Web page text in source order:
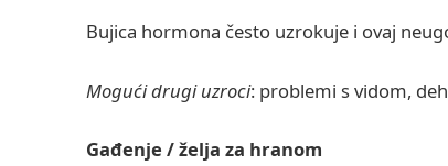
Bujica hormona često uzrokuje i ovaj
Mogući drugi uzroci: problemi s vidom,
Gađenje / želja za hranom